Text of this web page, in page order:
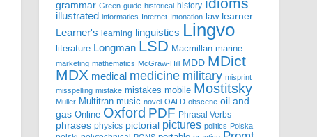
grammar Green guide historical history idioms
illustrated informatics Internet Intonation law learner
Learner's learning linguistics Lingvo
literature Longman LSD Macmillan marine
marketing mathematics McGraw-Hill MDD MDict
MDX medical medicine military misprint
misspelling mistake mistakes mobile Mostitsky
Muller Multitran music novel OALD obscene oil and
gas Online Oxford PDF Phrasal Verbs
phrases physics pictorial pictures politics Polska